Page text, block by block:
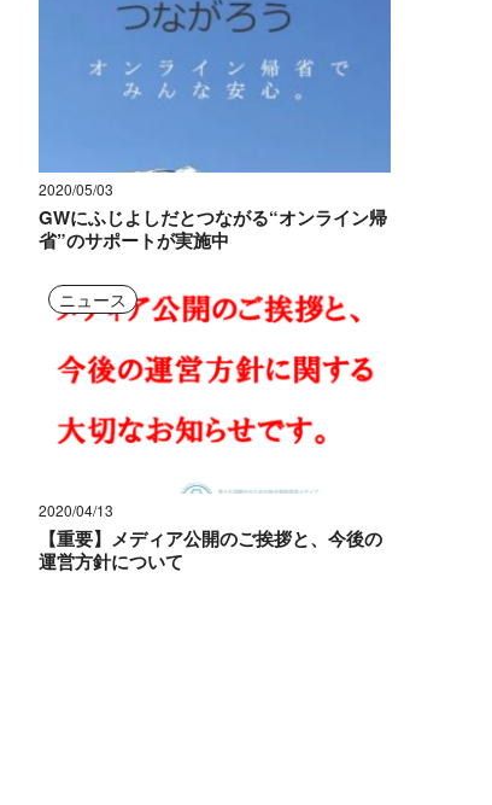
2020/05/03
GWにふじよしだとつながる“オンライン帰
省”のサポートが実施中
ニュース
2020/04/13
【重要】メディア公開のご挨拶と、今後の
運営方針について